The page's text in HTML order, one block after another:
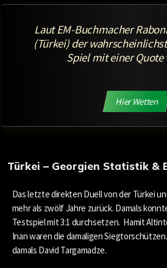
Laut EM-Buchmacher
(Türkei) der
Spiel mit einer Quote
Hier Wetten
Türkei – Georgien Statistik &
Das letzte direkten Duell von der Türkei
mehr als zwölf Jahre zurück. Damals
Testspiel mit 3:1 durchsetzen. Hamit
Inan waren die damaligen
damals David Targamadze.